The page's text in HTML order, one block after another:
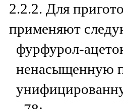
2.2.2. Для
применяют
фурфурол-
ненасыщенную